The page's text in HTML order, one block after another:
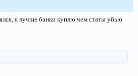
я лучше банки куплю чем статы убью